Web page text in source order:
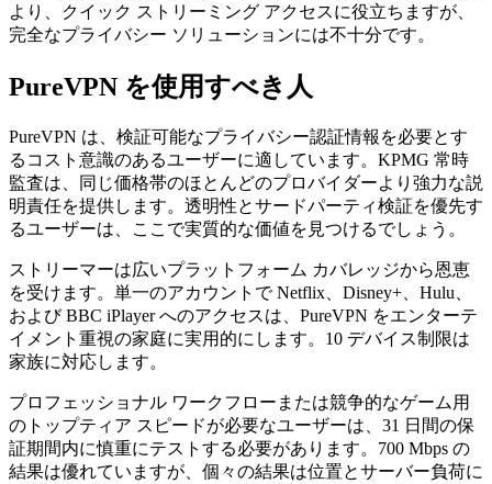
より、クイック ストリーミング アクセスに役立ちますが、
完全なプライバシー ソリューションには不十分です。
PureVPN を使用すべき人
PureVPN は、検証可能なプライバシー認証情報を必要とす
るコスト意識のあるユーザーに適しています。KPMG 常時
監査は、同じ価格帯のほとんどのプロバイダーより強力な説
明責任を提供します。透明性とサードパーティ検証を優先す
るユーザーは、ここで実質的な価値を見つけるでしょう。
ストリーマーは広いプラットフォーム カバレッジから恩恵
を受けます。単一のアカウントで Netflix、Disney+、Hulu、
および BBC iPlayer へのアクセスは、PureVPN をエンターテ
イメント重視の家庭に実用的にします。10 デバイス制限は
家族に対応します。
プロフェッショナル ワークフローまたは競争的なゲーム用
のトップティア スピードが必要なユーザーは、31 日間の保
証期間内に慎重にテストする必要があります。700 Mbps の
結果は優れていますが、個々の結果は位置とサーバー負荷に